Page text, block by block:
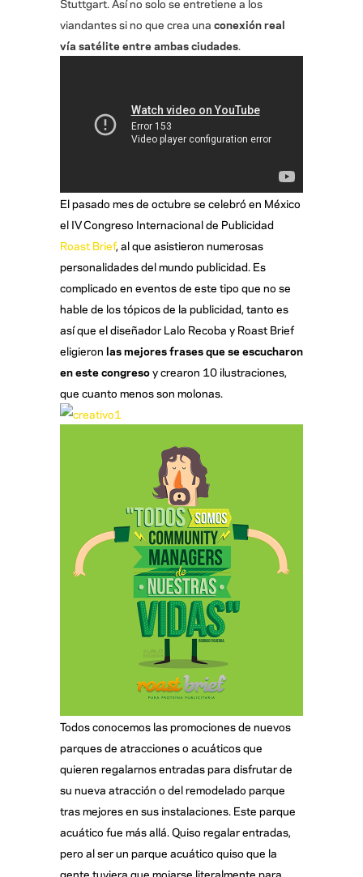
Stuttgart. Así no solo se entretiene a los
viandantes si no que crea una conexión real
vía satélite entre ambas ciudades.
El pasado mes de octubre se celebró en México
el IV Congreso Internacional de Publicidad
Roast Brief, al que asistieron numerosas
personalidades del mundo publicidad. Es
complicado en eventos de este tipo que no se
hable de los tópicos de la publicidad, tanto es
así que el diseñador Lalo Recoba y Roast Brief
eligieron las mejores frases que se escucharon
en este congresoy crearon 10 ilustraciones,
que cuanto menos son molonas.
Todos conocemos las promociones de nuevos
parques de atracciones o acuáticos que
quieren regalarnos entradas para disfrutar de
su nueva atracción o del remodelado parque
tras mejores en sus instalaciones. Este parque
acuático fue más allá. Quiso regalar entradas,
pero al ser un parque acuático quiso que la
gente tuviera que mojarse literalmente para